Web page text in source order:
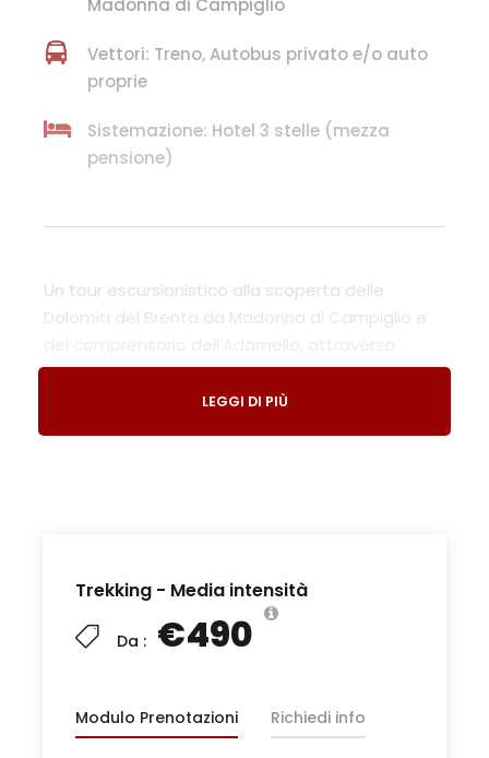
Trekking - Media intensità
Da : €490
Modulo Prenotazioni Richiedi info
Madonna di Campiglio
Vettori: Treno, Autobus privato e/o auto
proprie
Sistemazione: Hotel 3 stelle (mezza
pensione)
Un tour escursionistico alla scoperta delle
Dolomiti del Brenta da Madonna di Campiglio e
alcuni dei sentieri più importanti e conosciuti
della zona di Madonna di Campiglio.
Sebbene lontani dal nostro immaginario e dai
nostri percorsi classici sono luoghi che per
maestosità e bellezza dei paesaggi ci hanno
abbiamo sempre immaginato di condurvici un
LEGGI DI PIÙ